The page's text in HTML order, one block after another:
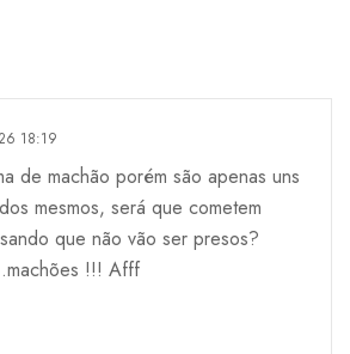
18:19
de machão porém são apenas uns
mesmos, será que cometem
que não vão ser presos?
!!! Afff